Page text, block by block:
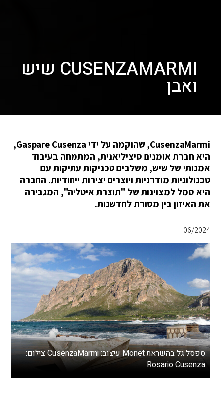
CUSENZAMARMI שיש
ואבן
CusenzaMarmi, שהוקמה על ידי Gaspare Cusenza,
היא חברת אומנים סיציליאנית, המתמחה בעיבוד
אמנותי של שיש, משלבים טכניקות עתיקות עם
טכנולוגיות מודרניות ויוצרים יצירות ייחודיות. החברה
היא סמל למצוינות של "תוצרת איטליה", המגבירה
את האיזון בין מסורת לחדשנות.
06/2024
ספסל גל בהשראת Monet עיצוב: CusenzaMarmi צילום:
Rosario Cusenza